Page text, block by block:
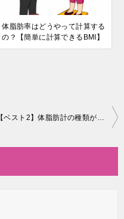
体脂肪率はどうやって計算する
の？【簡単に計算できるBMI】
【ベスト2】体脂肪計の種類が多すぎ！どんなのがあるか比べてみた